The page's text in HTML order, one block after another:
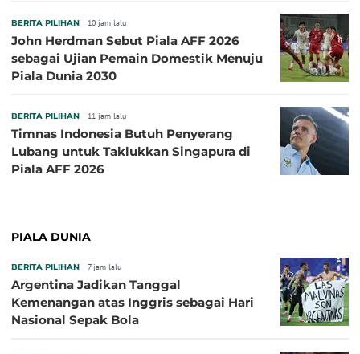
BERITA PILIHAN 10 jam lalu
John Herdman Sebut Piala AFF 2026
sebagai Ujian Pemain Domestik Menuju
Piala Dunia 2030
BERITA PILIHAN 11 jam lalu
Timnas Indonesia Butuh Penyerang
Lubang untuk Taklukkan Singapura di
Piala AFF 2026
PIALA DUNIA
BERITA PILIHAN 7 jam lalu
Argentina Jadikan Tanggal
Kemenangan atas Inggris sebagai Hari
Nasional Sepak Bola